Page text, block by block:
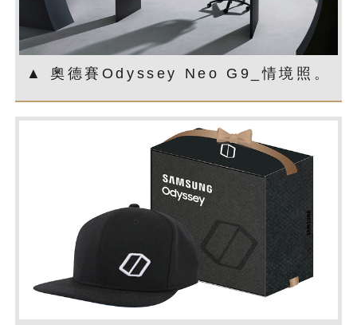
▲ 奧德賽Odyssey Neo G9_情境照。